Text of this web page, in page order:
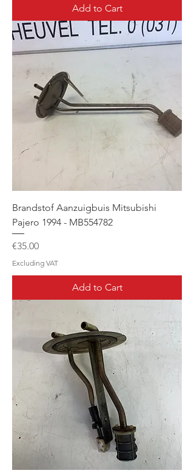
Add to Cart
Brandstof Aanzuigbuis Mitsubishi
Pajero 1994 - MB554782
Price
€35.00
Excluding VAT
Add to Cart